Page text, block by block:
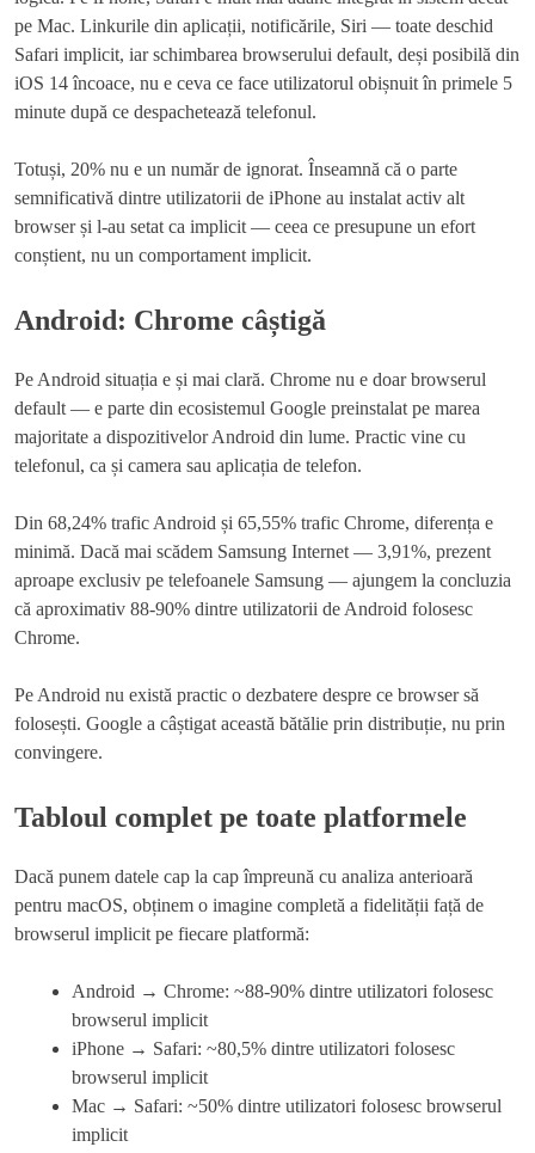
pe Mac. Linkurile din aplicații, notificările, Siri — toate deschid
Safari implicit, iar schimbarea browserului default, deși posibilă din
iOS 14 încoace, nu e ceva ce face utilizatorul obișnuit în primele 5
minute după ce despachetează telefonul.
Totuși, 20% nu e un număr de ignorat. Înseamnă că o parte
semnificativă dintre utilizatorii de iPhone au instalat activ alt
browser și l-au setat ca implicit — ceea ce presupune un efort
conștient, nu un comportament implicit.
Android: Chrome câștigă
Pe Android situația e și mai clară. Chrome nu e doar browserul
default — e parte din ecosistemul Google preinstalat pe marea
majoritate a dispozitivelor Android din lume. Practic vine cu
telefonul, ca și camera sau aplicația de telefon.
Din 68,24% trafic Android și 65,55% trafic Chrome, diferența e
minimă. Dacă mai scădem Samsung Internet — 3,91%, prezent
aproape exclusiv pe telefoanele Samsung — ajungem la concluzia
că aproximativ 88-90% dintre utilizatorii de Android folosesc
Chrome.
Pe Android nu există practic o dezbatere despre ce browser să
folosești. Google a câștigat această bătălie prin distribuție, nu prin
convingere.
Tabloul complet pe toate platformele
Dacă punem datele cap la cap împreună cu analiza anterioară
pentru macOS, obținem o imagine completă a fidelității față de
browserul implicit pe fiecare platformă:
Android → Chrome: ~88-90% dintre utilizatori folosesc
browserul implicit
iPhone → Safari: ~80,5% dintre utilizatori folosesc
browserul implicit
Mac → Safari: ~50% dintre utilizatori folosesc browserul
implicit